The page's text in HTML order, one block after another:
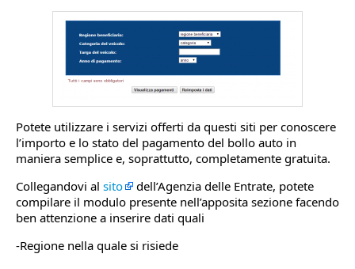
Potete utilizzare i servizi offerti da questi siti per conoscere
l’importo e lo stato del pagamento del bollo auto in
maniera semplice e, soprattutto, completamente gratuita.
Collegandovi al sito
dell’Agenzia delle Entrate, potete
compilare il modulo presente nell’apposita sezione facendo
ben attenzione a inserire dati quali
-Regione nella quale si risiede